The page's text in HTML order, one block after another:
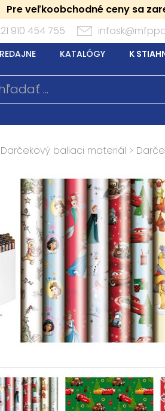
Pre veľkoobchodné ceny sa
910 454 755
KATALÓGY K
Darčekový baliaci materiál >